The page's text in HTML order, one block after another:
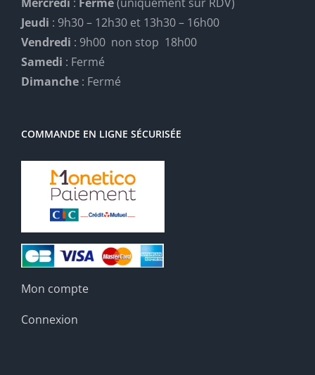
Jeudi : 9h30 – 12h30 et 13h30 – 16h00
Vendredi : 9h00 non stop 18h00
Samedi : Fermé
Dimanche : Fermé
COMMANDE EN LIGNE SÉCURISÉE
Mon compte
Connexion